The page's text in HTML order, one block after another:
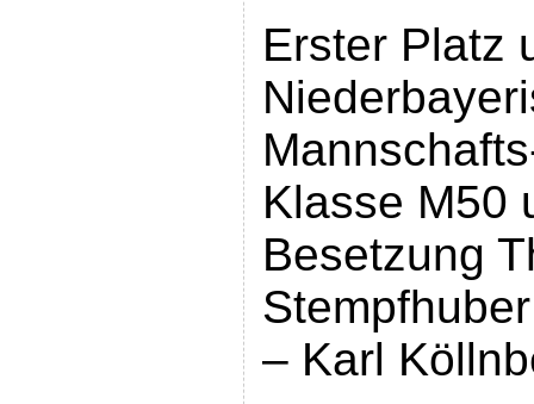
Erster Platz
Klasse M50
Besetzung
– Karl